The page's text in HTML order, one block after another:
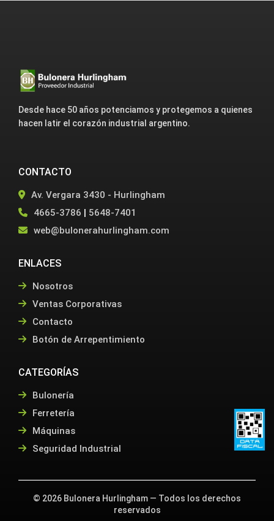
Desde hace 50 años potenciamos y protegemos a quienes
hacen latir el corazón industrial argentino.
CONTACTO
Av. Vergara 3430 - Hurlingham
4665-3786 | 5648-7401
web@bulonerahurlingham.com
ENLACES
Nosotros
Ventas Corporativas
Contacto
Botón de Arrepentimiento
CATEGORÍAS
Bulonería
Ferretería
Máquinas
Seguridad Industrial
© 2026 Bulonera Hurlingham — Todos los derechos
reservados